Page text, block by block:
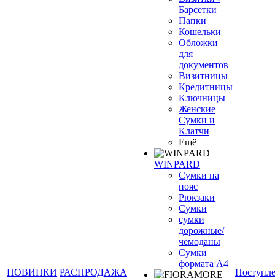
НОВИНКИ РАСПРОДАЖА
Барсетки
Папки
Кошельки
Обложки
для
документов
Визитницы
Кредитницы
Ключницы
Женские
Сумки и
Клатчи
Ещё
WINPARD
Сумки на
пояс
Рюкзаки
Сумки
сумки
дорожные/
чемоданы
Сумки
формата А4